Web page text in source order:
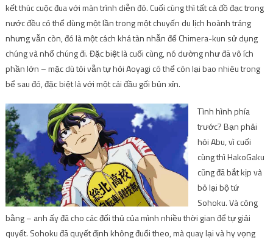
kết thúc cuộc đua với màn trình diễn đó. Cuối cùng thì tất cả đồ đạc trong
nước đều có thể dùng một lần trong một chuyến du lịch hoành tráng
nhưng vẫn còn, đó là một cách khá tàn nhẫn để Chimera-kun sử dụng
chúng và nhổ chúng đi. Đặc biệt là cuối cùng, nó dường như đã vô ích
phần lớn – mặc dù tôi vẫn tự hỏi Aoyagi có thể còn lại bao nhiêu trong
bể sau đó, đặc biệt là với một cái đầu gối bủn xỉn.
Tình hình phía
trước? Bạn phải
hỏi Abu, vì cuối
cùng thì HakoGaku
cũng đã bắt kịp và
bỏ lại bộ tứ
Sohoku. Và công
bằng – anh ấy đã cho các đối thủ của mình nhiều thời gian để tự giải
quyết. Sohoku đã quyết định không đuổi theo, mà quay lại và hy vọng